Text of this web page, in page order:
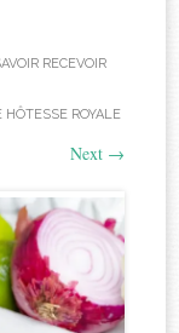
RECEVOIR
ROYALE
Next →